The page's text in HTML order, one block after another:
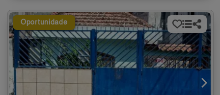
Oportunidade